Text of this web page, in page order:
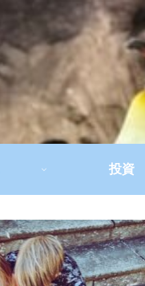
投資